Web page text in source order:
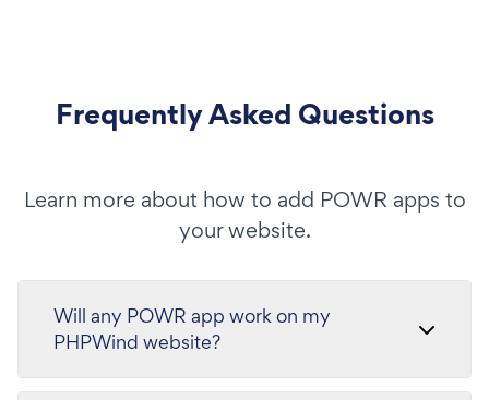
Frequently Asked Questions
Learn more about how to add POWR apps to
your website.
Will any POWR app work on my
PHPWind website?